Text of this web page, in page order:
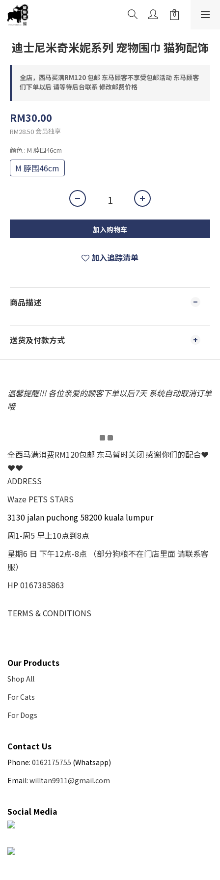
迪士尼米奇米妮系列 宠物围巾 猫狗配饰
全店，西马买满RM120 包邮 东马顾客不享受包邮活动 东马顾客
们下单以后 请等待后台联系 修改邮费价格
RM30.00
RM28.50 会员独享
颜色 : M 脖围46cm
M 脖围46cm
加入购物车
加入追踪清单
商品描述
送货及付款方式
温馨提醒!!! 各位亲爱的顾客下单以后7天 系统自动取消订单
哦
全西马满消费RM120包邮 东马暂时关闭 感谢你们的配合❤
❤❤
ADDRESS
Waze PETS STARS
3130 jalan puchong 58200 kuala lumpur
周1-周5 早上10点到8点
星期6 日 下午12点-8点 （部分狗粮不在门店里面 请联系客
服）
HP 0167385863
TERMS & CONDITIONS
Our Products
Shop All
For Cats
For Dogs
Contact Us
Phone: 0162175755 (Whatsapp)
Email: willtan9911@gmail.com
Social Media